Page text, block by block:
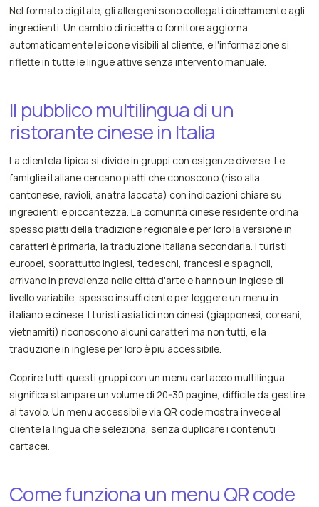
Nel formato digitale, gli allergeni sono collegati direttamente agli
ingredienti. Un cambio di ricetta o fornitore aggiorna
automaticamente le icone visibili al cliente, e l'informazione si
riflette in tutte le lingue attive senza intervento manuale.
Il pubblico multilingua di un
ristorante cinese in Italia
La clientela tipica si divide in gruppi con esigenze diverse. Le
famiglie italiane cercano piatti che conoscono (riso alla
cantonese, ravioli, anatra laccata) con indicazioni chiare su
ingredienti e piccantezza. La comunità cinese residente ordina
spesso piatti della tradizione regionale e per loro la versione in
caratteri è primaria, la traduzione italiana secondaria. I turisti
europei, soprattutto inglesi, tedeschi, francesi e spagnoli,
arrivano in prevalenza nelle città d'arte e hanno un inglese di
livello variabile, spesso insufficiente per leggere un menu in
italiano e cinese. I turisti asiatici non cinesi (giapponesi, coreani,
vietnamiti) riconoscono alcuni caratteri ma non tutti, e la
traduzione in inglese per loro è più accessibile.
Coprire tutti questi gruppi con un menu cartaceo multilingua
significa stampare un volume di 20-30 pagine, difficile da gestire
al tavolo. Un menu accessibile via QR code mostra invece al
cliente la lingua che seleziona, senza duplicare i contenuti
cartacei.
Come funziona un menu QR code